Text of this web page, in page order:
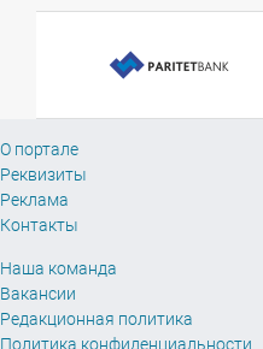
О портале
Реквизиты
Реклама
Контакты
Наша команда
Вакансии
Редакционная политика
Политика конфиденциальности